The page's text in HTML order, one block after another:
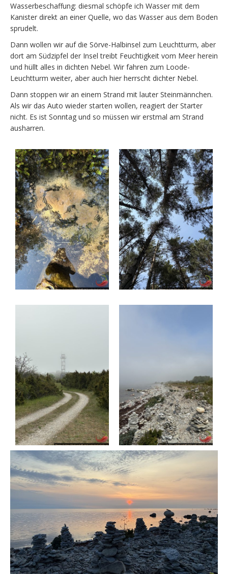
Wasserbeschaffung: diesmal schöpfe ich Wasser mit dem
Kanister direkt an einer Quelle, wo das Wasser aus dem Boden
sprudelt.
Dann wollen wir auf die Sörve-Halbinsel zum Leuchtturm, aber
dort am Südzipfel der Insel treibt Feuchtigkeit vom Meer herein
und hüllt alles in dichten Nebel. Wir fahren zum Loode-
Leuchtturm weiter, aber auch hier herrscht dichter Nebel.
Dann stoppen wir an einem Strand mit lauter Steinmännchen.
Als wir das Auto wieder starten wollen, reagiert der Starter
nicht. Es ist Sonntag und so müssen wir erstmal am Strand
ausharren.